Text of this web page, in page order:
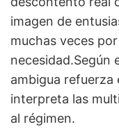
imagen de
muchas veces
necesidad.Según
ambigua refuerza
interpreta las
al régimen.